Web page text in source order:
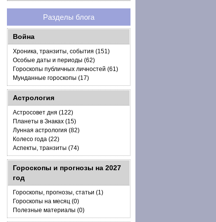
Разделы блога
Война
Хроника, транзиты, события (151)
Особые даты и периоды (62)
Гороскопы публичных личностей (61)
Мунданные гороскопы (17)
Астрология
Астросовет дня (122)
Планеты в Знаках (15)
Лунная астрология (82)
Колесо года (22)
Аспекты, транзиты (74)
Гороскопы и прогнозы на 2027
год
Гороскопы, прогнозы, статьи (1)
Гороскопы на месяц (0)
Полезные материалы (0)